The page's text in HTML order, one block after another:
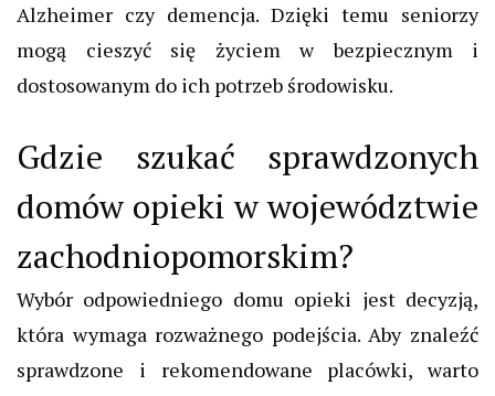
Alzheimer czy demencja. Dzięki temu seniorzy
mogą cieszyć się życiem w bezpiecznym i
dostosowanym do ich potrzeb środowisku.
Gdzie szukać sprawdzonych
domów opieki w województwie
zachodniopomorskim?
Wybór odpowiedniego domu opieki jest decyzją,
która wymaga rozważnego podejścia. Aby znaleźć
sprawdzone i rekomendowane placówki, warto